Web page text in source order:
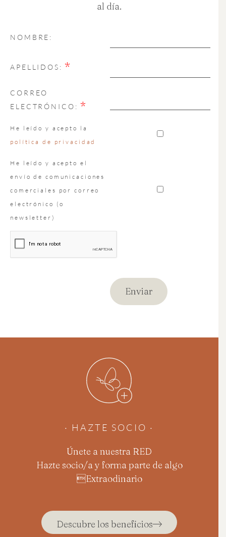
al día.
NOMBRE:
APELLIDOS: *
CORREO
ELECTRÓNICO: *
He leído y acepto la
política de privacidad
He leído y acepto el
envío de comunicaciones
comerciales por correo
electrónico (o
newsletter)
· HAZTE SOCIO ·
Únete a nuestra RED
Hazte socio/a y forma parte de algo
Extraodinario
Descubre los beneficios